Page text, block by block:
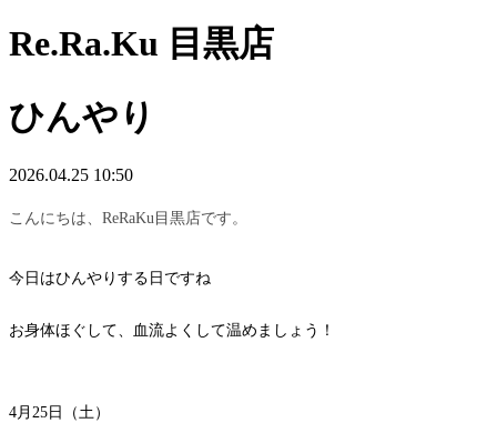
Re.Ra.Ku 目黒店
ひんやり
2026.04.25 10:50
こんにちは、ReRaKu目黒店です。
今日はひんやりする日ですね
お身体ほぐして、血流よくして温めましょう！
4月25日（土）